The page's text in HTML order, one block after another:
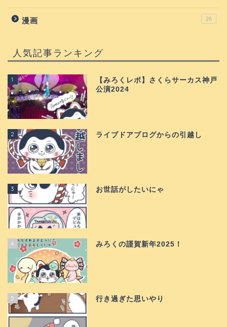
漫画 26
人気記事ランキング
1
【みろくレポ】さくらサーカス神戸
公演2024
2 ライブドアブログからの引越し
3 お世話がしたいにゃ
4 みろくの謹賀新年2025！
5 行き過ぎた思いやり